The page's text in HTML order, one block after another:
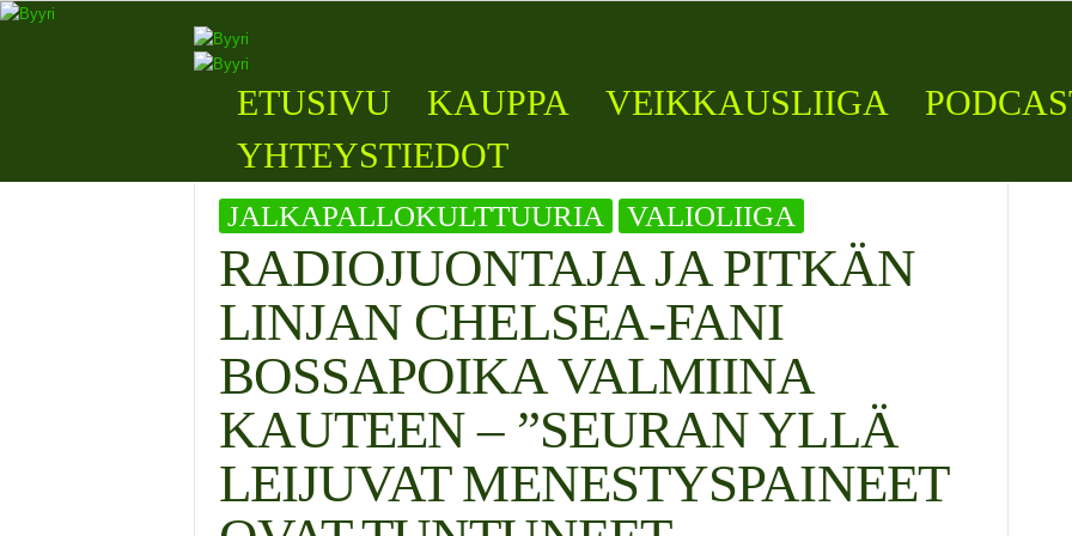
ETUSIVU KAUPPA VEIKKAUSLIIGA
YHTEYSTIEDOT
JALKAPALLOKULTTUURIA VALIOLIIGA
RADIOJUONTAJA JA PITKÄN
LINJAN CHELSEA-FANI
BOSSAPOIKA VALMIINA
KAUTEEN – ”SEURAN YLLÄ
LEIJUVAT MENESTYSPAINEET